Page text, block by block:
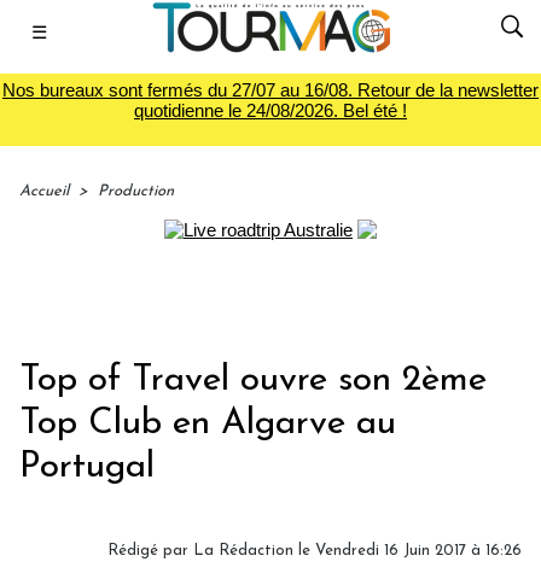
☰
Nos bureaux sont fermés du 27/07 au 16/08. Retour de la newsletter
quotidienne le 24/08/2026. Bel été !
Accueil > Production
Top of Travel ouvre son 2ème
Top Club en Algarve au
Portugal
Rédigé par La Rédaction le Vendredi 16 Juin 2017 à 16:26